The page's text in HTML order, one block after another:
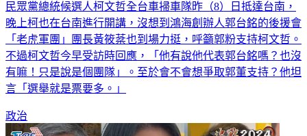
民眾黨總統候選人柯文哲全台車掃車隊昨（8）日抵達台南，
晚上柯也在台南進行開講，沒想到鴻海創辦人郭台銘的後援會
「老虎軍團」團長黃筱棻也到場力挺，呼籲郭粉支持柯文哲。
不過柯文哲今早受訪時回應，「他有說他代表郭台銘嗎？也沒
有嘛！只是說是個團隊」。至於會不會想爭取郭董支持？他坦
言「選舉就是票要多。」
政治